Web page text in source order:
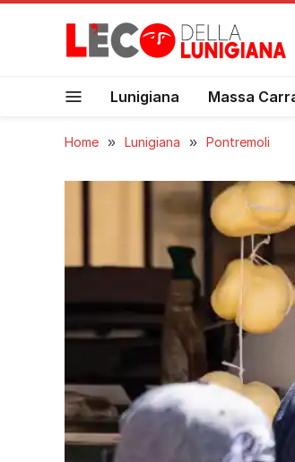
Lunigiana Massa
Home » Lunigiana » Pontremoli